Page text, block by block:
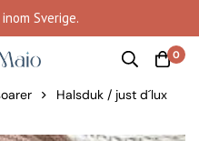
Sverige.
0
Halsduk / just d´lux